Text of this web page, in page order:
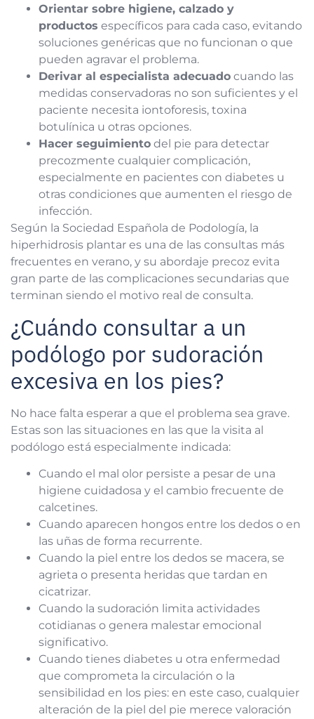
Orientar sobre higiene, calzado y
productos específicos para cada caso, evitando
soluciones genéricas que no funcionan o que
pueden agravar el problema.
Derivar al especialista adecuado cuando las
medidas conservadoras no son suficientes y el
paciente necesita iontoforesis, toxina
botulínica u otras opciones.
Hacer seguimiento del pie para detectar
precozmente cualquier complicación,
especialmente en pacientes con diabetes u
otras condiciones que aumenten el riesgo de
infección.
Según la Sociedad Española de Podología, la
hiperhidrosis plantar es una de las consultas más
frecuentes en verano, y su abordaje precoz evita
gran parte de las complicaciones secundarias que
terminan siendo el motivo real de consulta.
¿Cuándo consultar a un
podólogo por sudoración
excesiva en los pies?
No hace falta esperar a que el problema sea grave.
Estas son las situaciones en las que la visita al
podólogo está especialmente indicada:
Cuando el mal olor persiste a pesar de una
higiene cuidadosa y el cambio frecuente de
calcetines.
Cuando aparecen hongos entre los dedos o en
las uñas de forma recurrente.
Cuando la piel entre los dedos se macera, se
agrieta o presenta heridas que tardan en
cicatrizar.
Cuando la sudoración limita actividades
cotidianas o genera malestar emocional
significativo.
Cuando tienes diabetes u otra enfermedad
que comprometa la circulación o la
sensibilidad en los pies: en este caso, cualquier
alteración de la piel del pie merece valoración